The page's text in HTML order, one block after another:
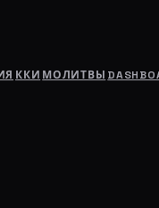
ККИ МОЛИТВЫ